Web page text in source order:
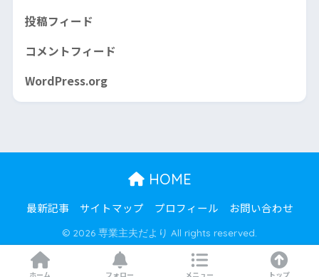
投稿フィード
コメントフィード
WordPress.org
HOME
最新記事 サイトマップ プロフィール お問い合わせ
© 2026 専業主夫だより All rights reserved.
ホーム フォロー メニュー トップ